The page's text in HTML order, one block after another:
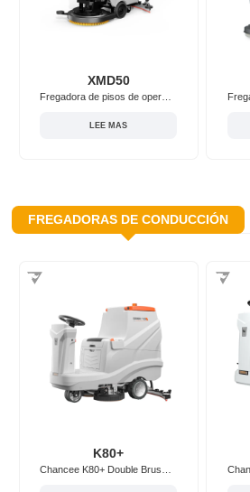
XMD50
Fregadora de pisos de operador a pie Chancee XMD50
LEE MAS
FREGADORAS DE CONDUCCIÓN
K80+
Chancee K80+ Double Brush Ride-on Floor Scrubber